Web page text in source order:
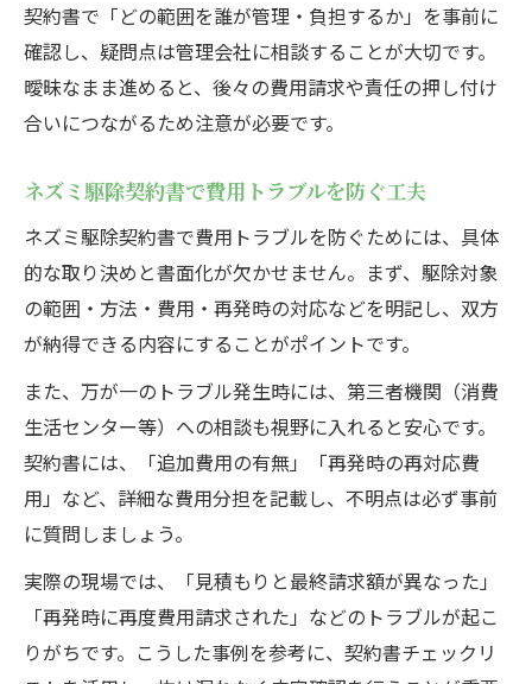
契約書で「どの範囲を誰が管理・負担するか」を事前に
確認し、疑問点は管理会社に相談することが大切です。
曖昧なまま進めると、後々の費用請求や責任の押し付け
合いにつながるため注意が必要です。
ネズミ駆除契約書で費用トラブルを防ぐ工夫
ネズミ駆除契約書で費用トラブルを防ぐためには、具体
的な取り決めと書面化が欠かせません。まず、駆除対象
の範囲・方法・費用・再発時の対応などを明記し、双方
が納得できる内容にすることがポイントです。
また、万が一のトラブル発生時には、第三者機関（消費
生活センター等）への相談も視野に入れると安心です。
契約書には、「追加費用の有無」「再発時の再対応費
用」など、詳細な費用分担を記載し、不明点は必ず事前
に質問しましょう。
実際の現場では、「見積もりと最終請求額が異なった」
「再発時に再度費用請求された」などのトラブルが起こ
りがちです。こうした事例を参考に、契約書チェックリ